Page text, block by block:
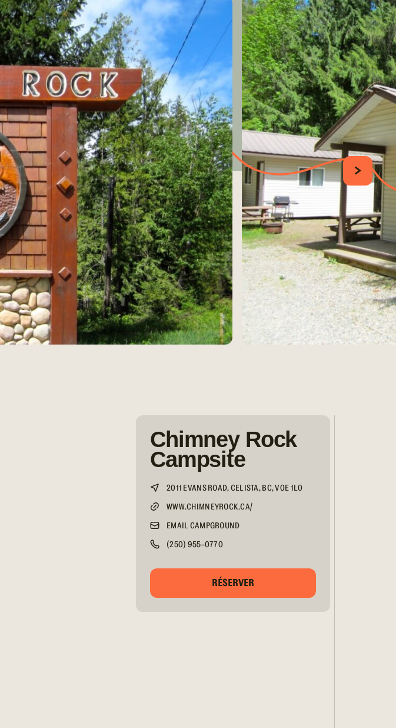
SUIVANT
Chimney Rock
Campsite
2011 EVANS ROAD, CELISTA, BC, V0E 1L0
WWW.CHIMNEYROCK.CA/
EMAIL CAMPGROUND
(250) 955-0770
RÉSERVER